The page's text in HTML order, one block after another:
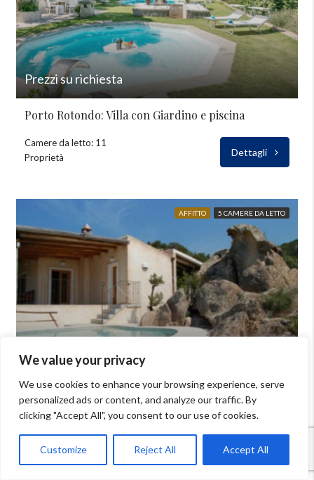
We value your privacy
We use cookies to enhance your browsing experience, serve
personalized ads or content, and analyze our traffic. By
clicking "Accept All", you consent to our use of cookies.
Customize Reject All Accept All
Prezzi su richiesta
Porto Rotondo: Villa con Giardino e piscina
Camere da letto: 11
Proprietà
Dettagli
AFFITTO 5 CAMERE DA LETTO
Prezzi su richiesta
Baja Sardinia: Villa con piscina e vista mare
Camere da letto: 10 Bagni: 4
Mq: 200
Proprietà